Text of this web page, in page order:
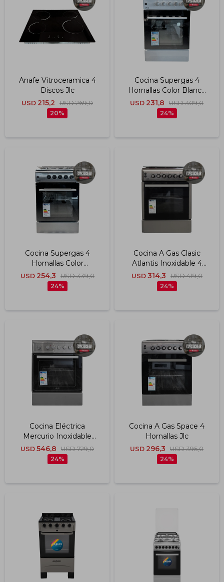
Anafe Vitroceramica 4
Discos Jlc
USD 215,2 USD 269,0
20
Cocina Supergas 4
Hornallas Color Blanco
Jlc
USD 231,8 USD 309,0
24
Cocina Supergas 4
Hornallas Color
Inoxidable Jlc
USD 254,3 USD 339,0
24
Cocina A Gas Clasic
Atlantis Inoxidable 4
Hornallas Jlc
USD 314,3 USD 419,0
24
Cocina Eléctrica
Mercurio Inoxidable
C/vitrocerámica Jlc
USD 546,8 USD 729,0
24
Cocina A Gas Space 4
Hornallas Jlc
USD 296,3 USD 395,0
24
Impermeabilizantes
Techos